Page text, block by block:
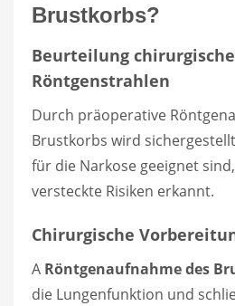
Brustkorbs?
Beurteilung
Röntgenstrahlen
Durch präoperative
Brustkorbs wird
für die Narkose geeignet
versteckte Risiken erkannt.
Chirurgische
A Röntgenaufnahme des
die Lungenfunktion und